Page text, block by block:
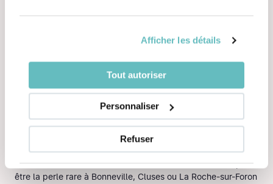
Afficher les détails
Tout autoriser
Personnaliser
Refuser
le boulot, Thonon-les-Bains et Évian-les-Bains sont des
Pour un quotidien qui sent bon l'air frais des montagnes et
Chablais, Neuvecelle ou encore Lugrin vous offrent une
qualité de vie très agréable, sans vous ruiner.
En cherchant dans la vallée de l'Arve, vous dénicherez peut-
être la perle rare à Bonneville, Cluses ou La Roche-sur-Foron